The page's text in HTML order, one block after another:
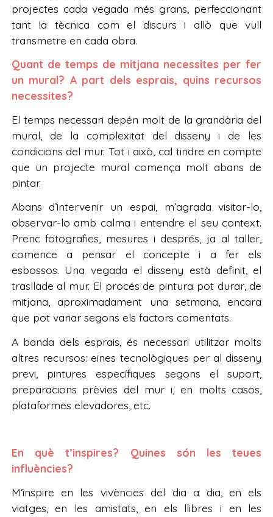
projectes cada vegada més grans, perfeccionant
tant la tècnica com el discurs i allò que vull
transmetre en cada obra.
Quant de temps de mitjana necessites per fer
un mural? A part dels esprais, quins recursos
necessites?
El temps necessari depén molt de la grandària del
mural, de la complexitat del disseny i de les
condicions del mur. Tot i això, cal tindre en compte
que un projecte mural comença molt abans de
pintar.
Abans d’intervenir un espai, m’agrada visitar-lo,
observar-lo amb calma i entendre el seu context.
Prenc fotografies, mesures i després, ja al taller,
comence a pensar el concepte i a fer els
esbossos. Una vegada el disseny està definit, el
trasllade al mur. El procés de pintura pot durar, de
mitjana, aproximadament una setmana, encara
que pot variar segons els factors comentats.
A banda dels esprais, és necessari utilitzar molts
altres recursos: eines tecnològiques per al disseny
previ, pintures específiques segons el suport,
preparacions prèvies del mur i, en molts casos,
plataformes elevadores, etc.
En què t’inspires? Quines són les teues
influències?
M’inspire en les vivències del dia a dia, en els
viatges, en les amistats, en els llibres i en les